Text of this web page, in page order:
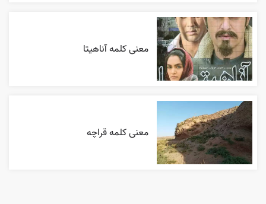
معنی کلمه آناهیتا
معنی کلمه قراچه